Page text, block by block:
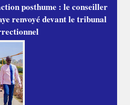
posthume : le conseiller
renvoyé devant le tribunal